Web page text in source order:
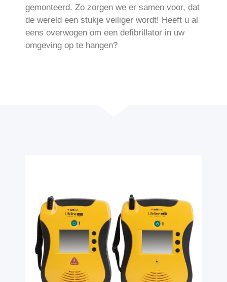
gemonteerd. Zo zorgen we er samen voor, dat
de wereld een stukje veiliger wordt! Heeft u al
eens overwogen om een defibrillator in uw
omgeving op te hangen?